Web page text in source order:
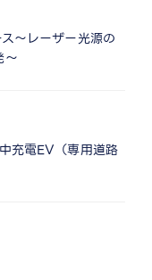
～レーザー光源の
～
充電EV（専用道路